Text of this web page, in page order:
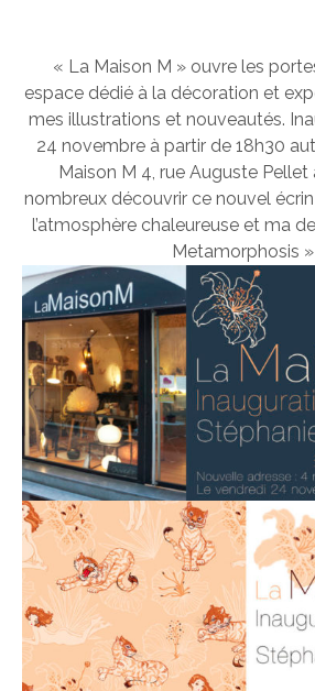
« La Maison M » ouvre les
espace dédié à la décoration et
mes illustrations et nouveautés.
24 novembre à partir de 18h30
Maison M 4, rue Auguste Pellet
nombreux découvrir ce nouvel
l’atmosphère chaleureuse et ma
Metamorphosis